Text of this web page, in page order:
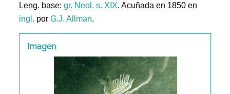
Leng. base:gr. Neol. s. XIX. Acuñada en 1850 en
ingl. porG.J. Allman.
Imagen